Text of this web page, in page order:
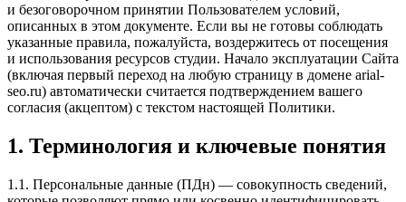
и безоговорочном принятии Пользователем условий,
описанных в этом документе. Если вы не готовы соблюдать
указанные правила, пожалуйста, воздержитесь от посещения
и использования ресурсов студии. Начало эксплуатации Сайта
(включая первый переход на любую страницу в домене arial-
seo.ru) автоматически считается подтверждением вашего
согласия (акцептом) с текстом настоящей Политики.
1. Терминология и ключевые понятия
1.1. Персональные данные (ПДн) — совокупность сведений,